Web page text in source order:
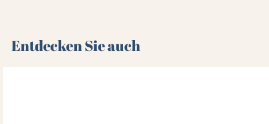
Entdecken Sie auch 🌻